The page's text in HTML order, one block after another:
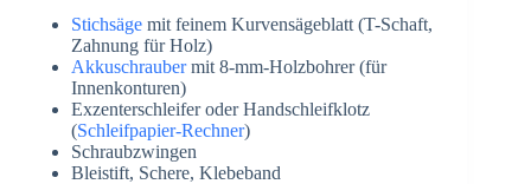
Stichsäge mit feinem Kurvensägeblatt (T-Schaft,
Zahnung für Holz)
Akkuschraubermit 8-mm-Holzbohrer (für
Innenkonturen)
Exzenterschleifer oder Handschleifklotz
(Schleifpapier-Rechner)
Schraubzwingen
Bleistift, Schere, Klebeband